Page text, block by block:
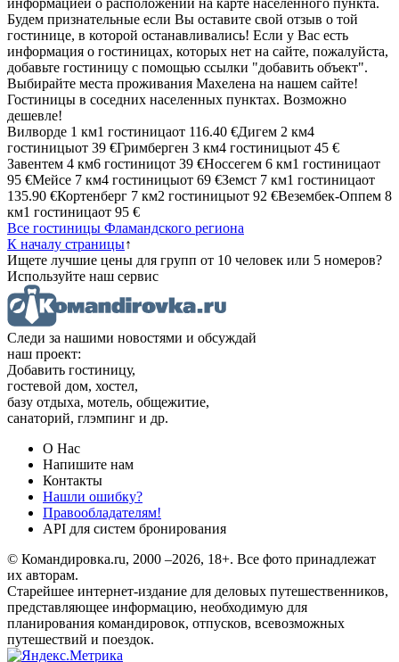
Будем признательные если Вы оставите свой отзыв о той
гостинице, в которой останавливались! Если у Вас есть
информация о гостиницах, которых нет на сайте, пожалуйста,
добавьте гостиницу с помощью ссылки "добавить объект".
Выбирайте места проживания Махелена на нашем сайте!
Гостиницы в соседних населенных пунктах. Возможно
дешевле!
Вилворде 1 км1 гостиницаот 116.40 €Дигем 2 км4
гостиницыот 39 €Гримберген 3 км4 гостиницыот 45 €
Завентем 4 км6 гостиницот 39 €Носсегем 6 км1 гостиницаот
95 €Мейсе 7 км4 гостиницыот 69 €Земст 7 км1 гостиницаот
135.90 €Кортенберг 7 км2 гостиницыот 92 €Везембек-Оппем 8
км1 гостиницаот 95 €
Все гостиницы Фламандского региона
К началу страницы↑
Ищете лучшие цены для групп от 10 человек или 5 номеров?
Используйте наш сервис
Следи за нашими новостями и обсуждай
наш проект:
Добавить гостиницу,
гостевой дом, хостел,
базу отдыха, мотель, общежитие,
санаторий, глэмпинг и др.
О Нас
Напишите нам
Контакты
Нашли ошибку?
Правообладателям!
API для систем бронирования
© Командировка.ru, 2000 –2026, 18+. Все фото принадлежат
их авторам.
Старейшее интернет-издание для деловых путешественников,
представляющее информацию, необходимую для
планирования командировок, отпусков, всевозможных
путешествий и поездок.